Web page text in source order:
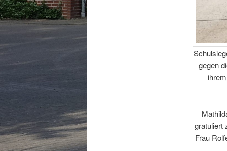
gegen
gratuliert
Frau